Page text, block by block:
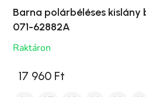
Barna polárbéléses kislány
071-62882A
Raktáron
17 960 Ft